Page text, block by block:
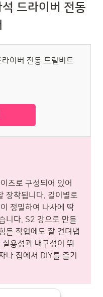
드라이버 전동
즈로 구성되어 있어
장착됩니다. 길이별로
정밀하여 나사에 딱
니다. S2 강으로 만들
든 작업에도 잘 견뎌냅
용성과 내구성이 뛰
나 집에서 DIY를 즐기